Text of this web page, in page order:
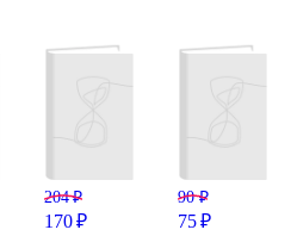
204 ₽
170 ₽
90 ₽
75 ₽